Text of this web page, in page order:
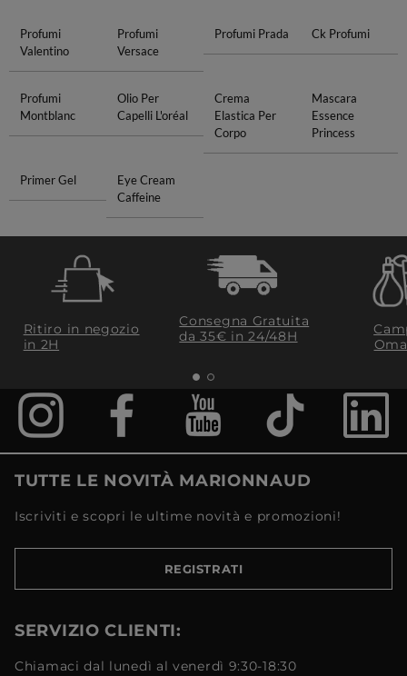
Profumi
Valentino
Profumi
Versace
Profumi Prada Ck Profumi
Profumi
Montblanc
Olio Per
Capelli L'oréal
Crema
Elastica Per
Corpo
Mascara
Essence
Princess
Primer Gel
Eye Cream
Caffeine
Ritiro in negozio
in 2H
Consegna Gratuita
da 35€​ in 24/48H
TUTTE LE NOVITÀ MARIONNAUD
Iscriviti e scopri le ultime novità e promozioni!
REGISTRATI
SERVIZIO CLIENTI:
Chiamaci dal lunedì al venerdì 9:30-18:30